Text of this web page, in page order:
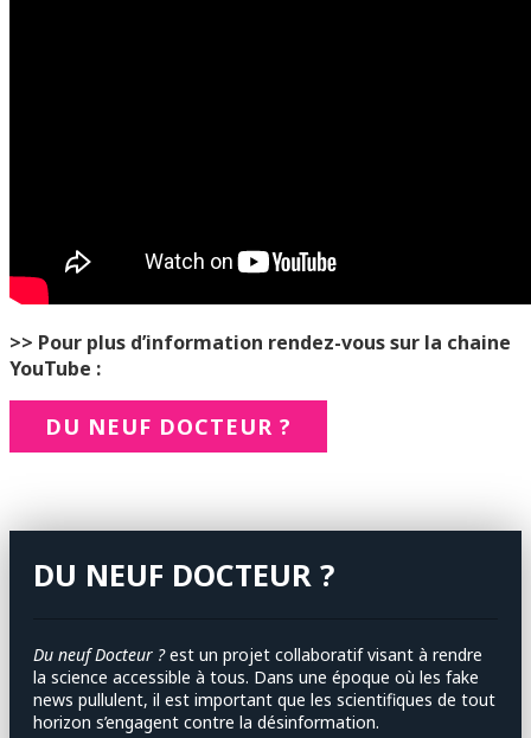
>> Pour plus d’information rendez-vous sur la chaine
YouTube :
DU NEUF DOCTEUR ?
DU NEUF DOCTEUR ?
Du neuf Docteur ?est un projet collaboratif visant à rendre
la science accessible à tous. Dans une époque où les fake
news pullulent, il est important que les scientifiques de tout
horizon s’engagent contre la désinformation.